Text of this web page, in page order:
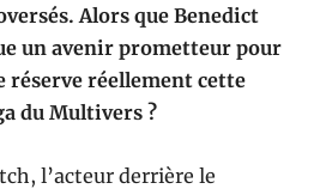
Alors que Benedict
un avenir prometteur pour
réserve réellement cette
du Multivers ?
l’acteur derrière le